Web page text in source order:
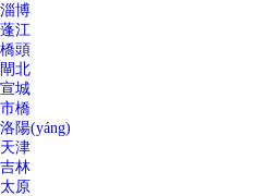
淄博
蓬江
橋頭
閘北
宣城
市橋
洛陽(yáng)
天津
吉林
太原